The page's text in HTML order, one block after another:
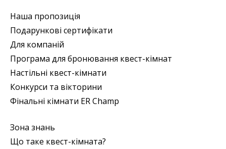
Наша пропозиція
Подарункові сертифікати
Для компаній
Програма для бронювання квест-кімнат
Настільні квест-кімнати
Конкурси та вікторини
Фінальні кімнати ER Champ
Зона знань
Що таке квест-кімната?